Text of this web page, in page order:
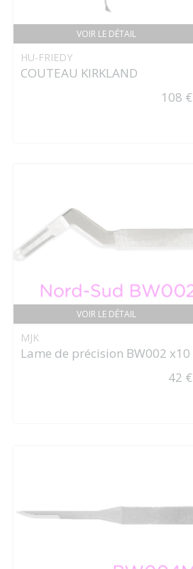
VOIR LE DÉTAIL
HU-FRIEDY
COUTEAU KIRKLAND
108 €
VOIR LE DÉTAIL
MJK
Lame de précision BW002 x10
42 €